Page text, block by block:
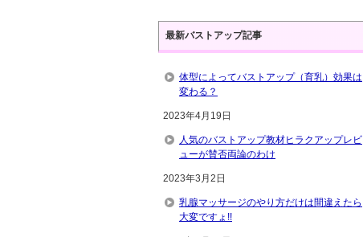
最新バストアップ記事
体型によってバストアップ（育乳）効果は
変わる？
2023年4月19日
人気のバストアップ教材ヒラクアップレビ
ューが賛否両論のわけ
2023年3月2日
乳腺マッサージのやり方だけは間違えたら
大変ですょ!!